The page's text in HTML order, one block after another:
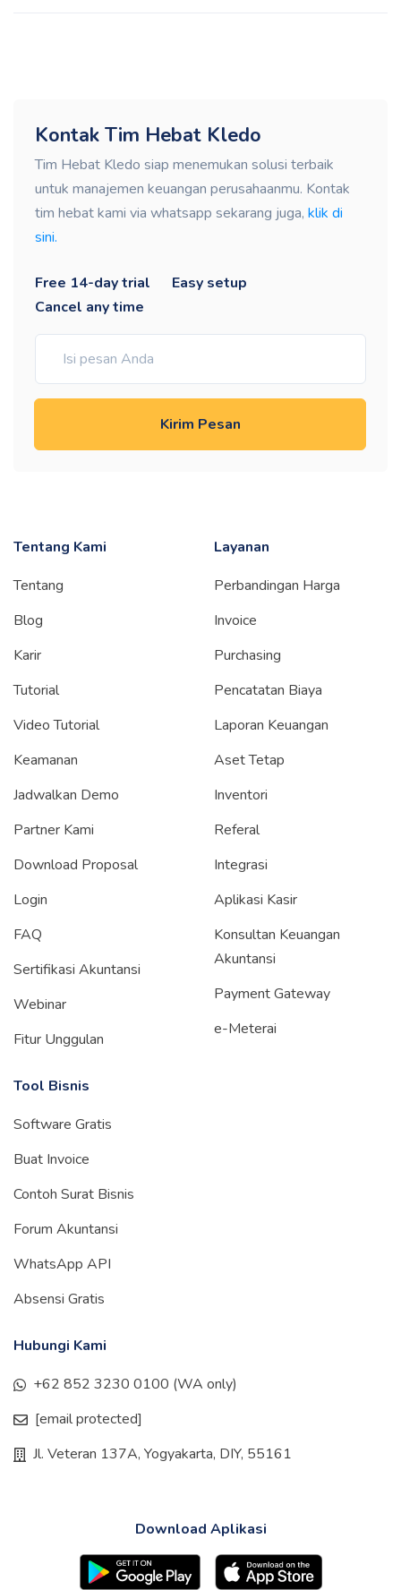
Kontak Tim Hebat Kledo
Tim Hebat Kledo siap menemukan solusi terbaik
untuk manajemen keuangan perusahaanmu. Kontak
tim hebat kami via whatsapp sekarang juga, klik di
sini.
Free 14-day trial
Easy setup
Cancel any time
Kirim Pesan
Tentang Kami
Tentang
Blog
Karir
Tutorial
Video Tutorial
Keamanan
Jadwalkan Demo
Partner Kami
Download Proposal
Login
FAQ
Sertifikasi Akuntansi
Webinar
Fitur Unggulan
Layanan
Perbandingan Harga
Invoice
Purchasing
Pencatatan Biaya
Laporan Keuangan
Aset Tetap
Inventori
Referal
Integrasi
Aplikasi Kasir
Konsultan Keuangan
Akuntansi
Payment Gateway
e-Meterai
Tool Bisnis
Software Gratis
Buat Invoice
Contoh Surat Bisnis
Forum Akuntansi
WhatsApp API
Absensi Gratis
Hubungi Kami
+62 852 3230 0100 (WA only)
[email protected]
Jl. Veteran 137A, Yogyakarta, DIY, 55161
Download Aplikasi